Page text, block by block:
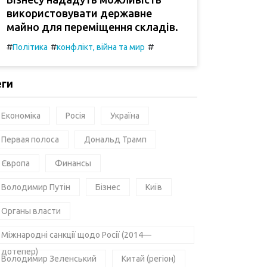
використовувати державне
майно для переміщення складів.
#Політика #конфлікт, війна та мир #
Економіка Росія Україна
Первая полоса Дональд Трамп
Європа Финансы
Володимир Путін Бізнес Київ
Органы власти
Міжнародні санкції щодо Росії (2014—
дотепер)
Володимир Зеленський Китай (регіон)